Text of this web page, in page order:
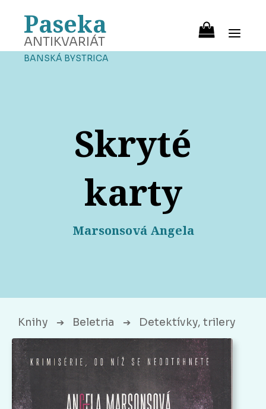
Paseka
ANTIKVARIÁT
BANSKÁ BYSTRICA
Skryté
karty
Marsonsová Angela
Knihy ➔ Beletria ➔ Detektívky, trilery